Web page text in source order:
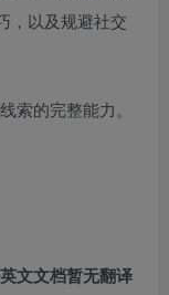
，以及规避社交
索的完整能力。
文文档暂无翻译